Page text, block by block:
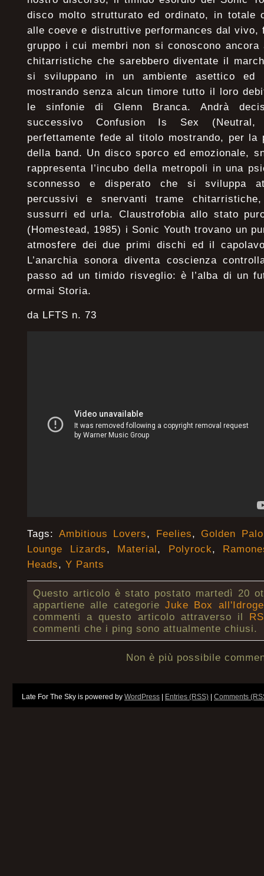
disco molto strutturato ed ordinato, in totale
alle coeve e distruttive performances dal vivo,
gruppo i cui membri non si conoscono
chitarristiche che sarebbero diventate il
si sviluppano in un ambiente asettico ed
mostrando senza alcun timore tutto il loro
le sinfonie di Glenn Branca. Andrà
successivo Confusion Is Sex (Neutral,
perfettamente fede al titolo mostrando, per
della band. Un disco sporco ed emozionale,
rappresenta l’incubo della metropoli in una
sconnesso e disperato che si sviluppa
percussivi e snervanti trame
sussurri ed urla. Claustrofobia allo stato
(Homestead, 1985) i Sonic Youth trovano un
atmosfere dei due primi dischi ed il
L’anarchia sonora diventa coscienza
passo ad un timido risveglio: è l’alba di un
ormai Storia.
da LFTS n. 73
Tags: Ambitious Lovers, Feelies, Golden
Lounge Lizards, Material, Polyrock,
Heads, Y Pants
Questo articolo è stato postato martedì 20
appartiene alle categorie Juke Box
commenti a questo articolo attraverso il
commenti che i ping sono attualmente chiusi.
Non è più possibile
Late For The Sky is powered by WordPress Entries (RSS) Comments